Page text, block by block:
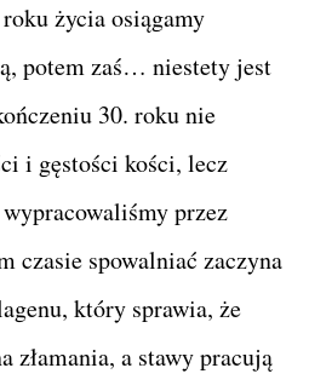
życia osiągamy
potem zaś… niestety jest
30. roku nie
i gęstości kości, lecz
przez
czasie spowalniać zaczyna
który sprawia, że
złamania, a stawy pracują